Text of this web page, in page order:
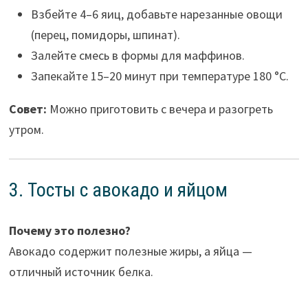
Взбейте 4–6 яиц, добавьте нарезанные овощи
(перец, помидоры, шпинат).
Залейте смесь в формы для маффинов.
Запекайте 15–20 минут при температуре 180 °C.
Совет: Можно приготовить с вечера и разогреть
утром.
3. Тосты с авокадо и яйцом
Почему это полезно?
Авокадо содержит полезные жиры, а яйца —
отличный источник белка.